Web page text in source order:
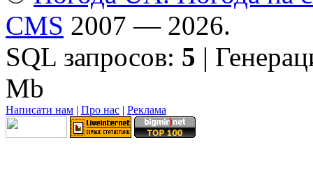
CMS 2007 — 2026.
SQL запросов: 5 |
Mb
Написати нам | Про нас | Реклама